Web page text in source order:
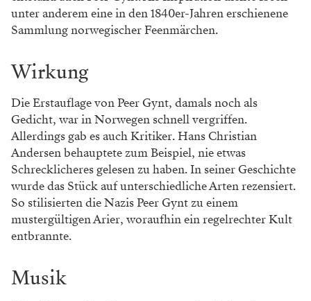
unter anderem eine in den 1840er-Jahren erschienene
Sammlung norwegischer Feenmärchen.
Wirkung
Die Erstauflage von Peer Gynt, damals noch als
Gedicht, war in Norwegen schnell vergriffen.
Allerdings gab es auch Kritiker. Hans Christian
Andersen behauptete zum Beispiel, nie etwas
Schrecklicheres gelesen zu haben. In seiner Geschichte
wurde das Stück auf unterschiedliche Arten rezensiert.
So stilisierten die Nazis Peer Gynt zu einem
mustergültigen Arier, woraufhin ein regelrechter Kult
entbrannte.
Musik